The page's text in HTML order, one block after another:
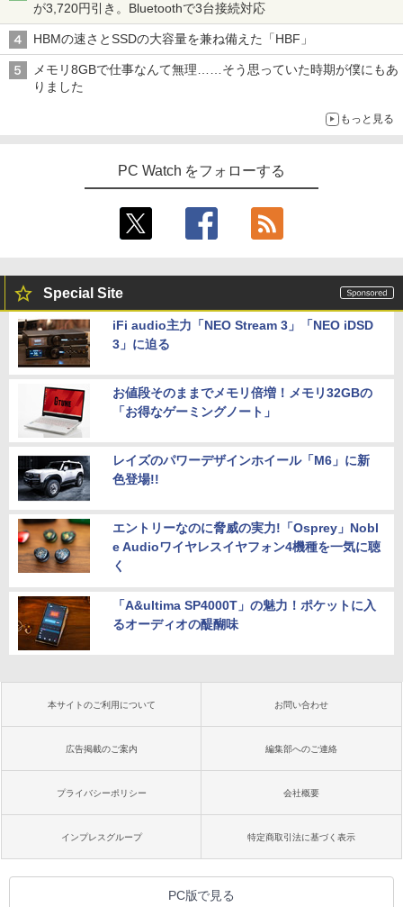
が3,720円引き。Bluetoothで3台接続対応
HBMの速さとSSDの大容量を兼ね備えた「HBF」
メモリ8GBで仕事なんて無理……そう思っていた時期が僕にもあ
りました
もっと見る
PC Watch をフォローする
Special Site
iFi audio主力「NEO Stream 3」「NEO iDSD
3」に迫る
お値段そのままでメモリ倍増！メモリ32GBの
「お得なゲーミングノート」
レイズのパワーデザインホイール「M6」に新
色登場!!
エントリーなのに脅威の実力!「Osprey」Nobl
e Audioワイヤレスイヤフォン4機種を一気に聴
く
「A&ultima SP4000T」の魅力！ポケットに入
るオーディオの醍醐味
本サイトのご利用について お問い合わせ
広告掲載のご案内 編集部へのご連絡
プライバシーポリシー 会社概要
インプレスグループ 特定商取引法に基づく表示
PC版で見る